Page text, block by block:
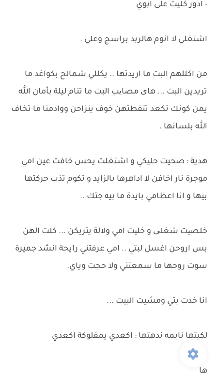
- ادور كليت على ابوي
اشتغلي لا انوم هالربد براسج وعلي .
من اكللهم البت ما اريدتها .. يكللي شمالح بكواغد ما
تريدين البت ... های مصایب البت ما تنام ليلة بأمان الله
يمن كونك تكعد تتفطتهن خوف ينزاحن ووادمنا ما تخاف
الله بلسانها .
هدية : صحيت حليكي و اشتغلت يحس خافت عين امي
موجرة نار اخافن لا اداهرها بالزايد و تكوم تذب حركتها
بيها و انا اعظامي بايدة ما بيه جتك ..
خلصیت شغلی و خلیت امي ولالة يتريكن ... كلت الهن
بس اروحن اغسل لبتي .. امي عرفتني رايحة انشد جميرة
سوت روحها ما سمعتني ولا حجت وياي.
انا خدت بتي ومشيت البيت ...
لكيتها نايمه ندهتها : اكعدي يمفلوكة اكعدي
ها